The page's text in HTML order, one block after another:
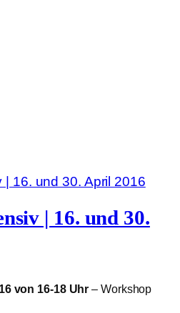
| 16. und 30.
von 16-18 Uhr – Workshop